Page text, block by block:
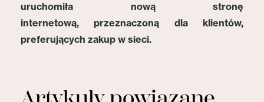
uruchomiła nową stronę
internetową, przeznaczoną dla klientów,
preferujących zakup w sieci.